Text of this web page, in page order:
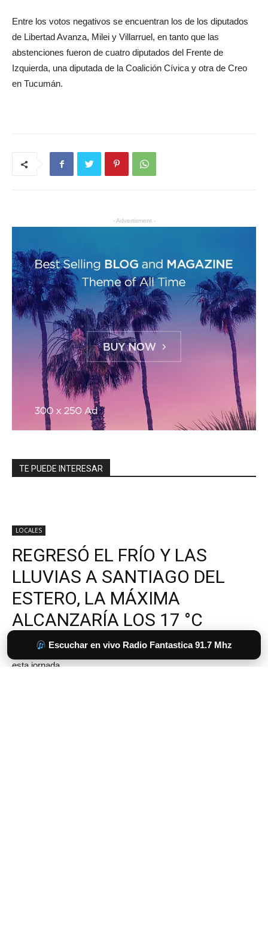
Escuchar en vivo Radio Fantastica 91.7 Mhz
Entre los votos negativos se encuentran los de los diputados
de Libertad Avanza, Milei y Villarruel, en tanto que las
abstenciones fueron de cuatro diputados del Frente de
Izquierda, una diputada de la Coalición Cívica y otra de Creo
en Tucumán.
- Advertisment -
TE PUEDE INTERESAR